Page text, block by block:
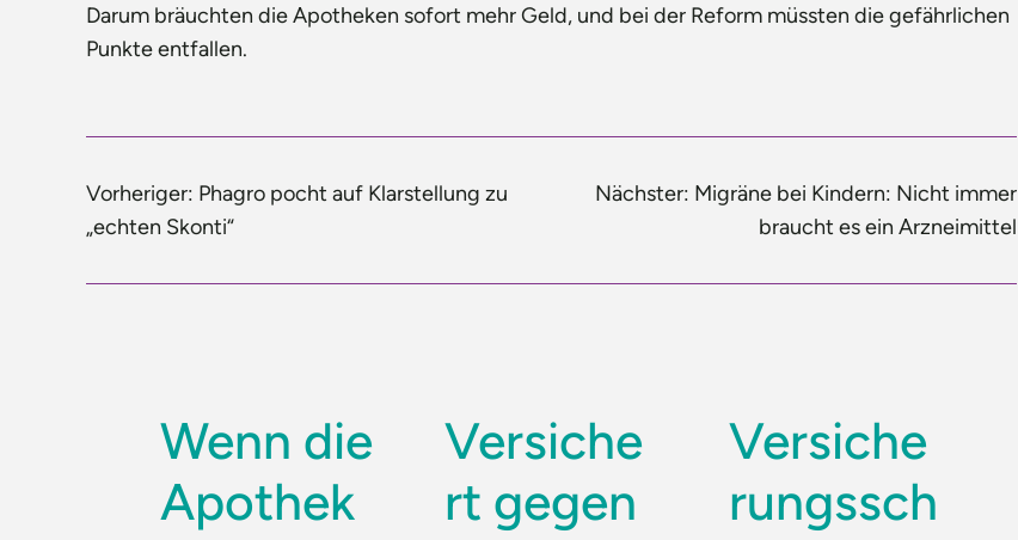
Darum bräuchten die Apotheken sofort mehr Geld, und bei der Reform müssten die gefährlichen
Punkte entfallen.
Vorheriger: Phagro pocht auf Klarstellung zu
„echten Skonti“
Nächster: Migräne bei Kindern: Nicht immer
braucht es ein Arzneimittel
Wenn die
Apothek
Versiche
rt gegen
Versiche
rungssch